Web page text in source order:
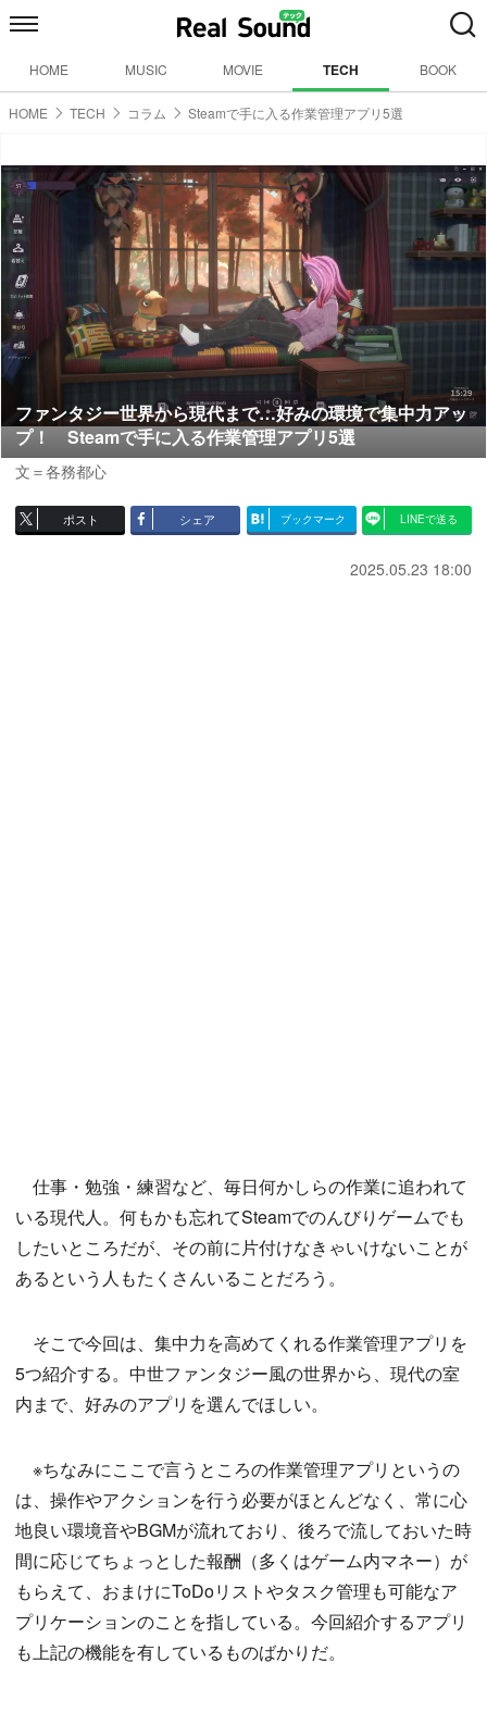
HOME MUSIC MOVIE TECH BOOK
HOME TECH コラム Steamで手に入る作業管理アプリ5選
ファンタジー世界から現代まで…好みの環境で集中力アッ
プ！ Steamで手に入る作業管理アプリ5選
文＝各務都心
ポスト シェア ブックマーク LINEで送る
2025.05.23 18:00
仕事・勉強・練習など、毎日何かしらの作業に追われて
いる現代人。何もかも忘れてSteamでのんびりゲームでも
したいところだが、その前に片付けなきゃいけないことが
あるという人もたくさんいることだろう。
そこで今回は、集中力を高めてくれる作業管理アプリを
5つ紹介する。中世ファンタジー風の世界から、現代の室
内まで、好みのアプリを選んでほしい。
※ちなみにここで言うところの作業管理アプリというの
は、操作やアクションを行う必要がほとんどなく、常に心
地良い環境音やBGMが流れており、後ろで流しておいた時
間に応じてちょっとした報酬（多くはゲーム内マネー）が
もらえて、おまけにToDoリストやタスク管理も可能なア
プリケーションのことを指している。今回紹介するアプリ
も上記の機能を有しているものばかりだ。